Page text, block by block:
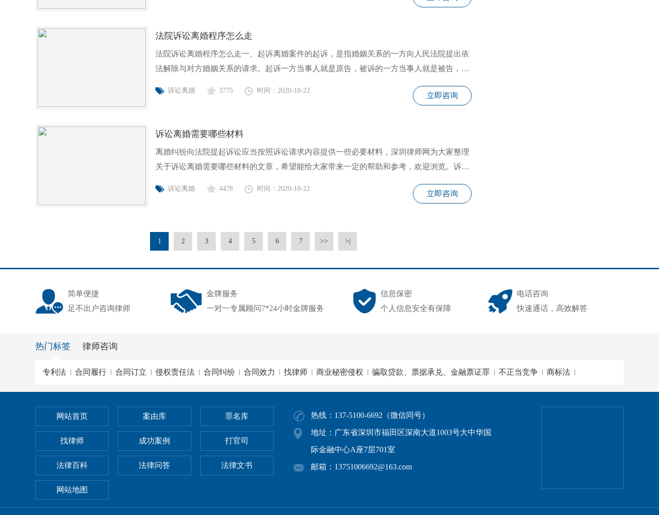
法院诉讼离婚程序怎么走
法院诉讼离婚程序怎么走一、起诉离婚案件的起诉，是指婚姻关系的一方向人民法院提出依
法解除与对方婚姻关系的请求。起诉一方当事人就是原告，被诉的一方当事人就是被告，诉
诉讼离婚 3775 时间：2020-10-22
立即咨询
诉讼离婚需要哪些材料
离婚纠纷向法院提起诉讼应当按照诉讼请求内容提供一些必要材料，深圳律师网为大家整理
关于诉讼离婚需要哪些材料的文章，希望能给大家带来一定的帮助和参考，欢迎浏览。诉讼
诉讼离婚 4478 时间：2020-10-22
立即咨询
1 2 3 4 5 6 7 >> >|
简单便捷
足不出户咨询律师
金牌服务
一对一专属顾问7*24小时金牌服务
信息保密
个人信息安全有保障
电话咨询
快速通话，高效解答
热门标签 律师咨询
专利法 | 合同履行 | 合同订立 | 侵权责任法 | 合同纠纷 | 合同效力 | 找律师 | 商业秘密侵权 | 骗取贷款、票据承兑、金融票证罪 | 不正当竞争 | 商标法 |
网站首页 案由库 罪名库
找律师 成功案例 打官司
法律百科 法律问答 法律文书
网站地图
热线：137-5100-6692（微信同号）
地址：广东省深圳市福田区深南大道1003号大中华国
际金融中心A座7层701室
邮箱：13751006692@163.com